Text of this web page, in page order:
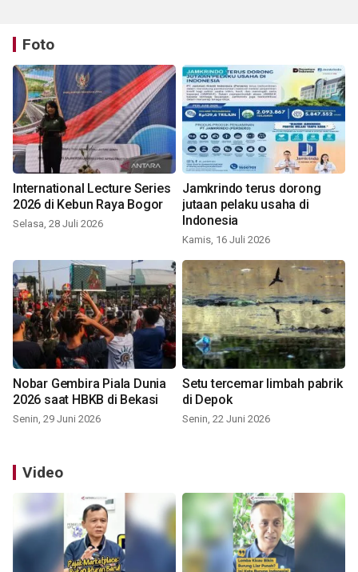
Foto
International Lecture Series
2026 di Kebun Raya Bogor
Selasa, 28 Juli 2026
Jamkrindo terus dorong
jutaan pelaku usaha di
Indonesia
Kamis, 16 Juli 2026
Nobar Gembira Piala Dunia
2026 saat HBKB di Bekasi
Senin, 29 Juni 2026
Setu tercemar limbah pabrik
di Depok
Senin, 22 Juni 2026
Video